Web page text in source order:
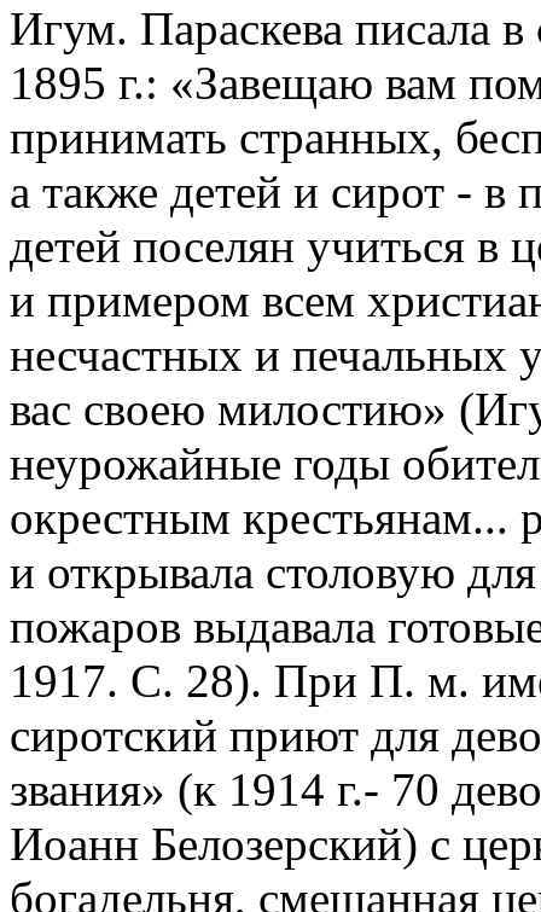
Игум. Параскева писала
1895 г.: «Завещаю вам
принимать странных,
а также детей и сирот -
детей поселян учиться в
и примером всем
несчастных и печальных
вас своею милостию»
неурожайные годы
окрестным крестьянам...
и открывала столовую
пожаров выдавала
1917. С. 28). При П. м.
сиротский приют для
звания» (к 1914 г.- 70
Иоанн Белозерский) с
богадельня, смешанная